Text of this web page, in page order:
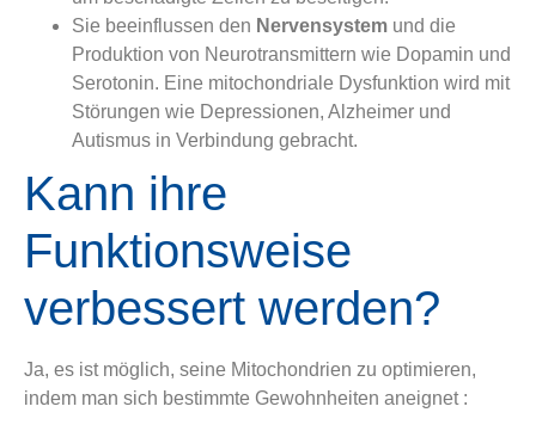
Sie beeinflussen den Nervensystem und die
Produktion von Neurotransmittern wie Dopamin und
Serotonin. Eine mitochondriale Dysfunktion wird mit
Störungen wie Depressionen, Alzheimer und
Autismus in Verbindung gebracht.
Kann ihre
Funktionsweise
verbessert werden?
Ja, es ist möglich, seine Mitochondrien zu optimieren,
indem man sich bestimmte Gewohnheiten aneignet :